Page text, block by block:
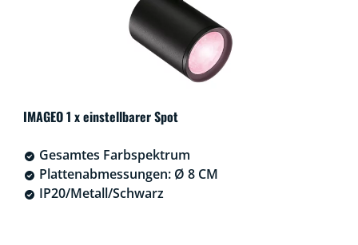
IMAGEO 1 x einstellbarer Spot
Gesamtes Farbspektrum
Plattenabmessungen: Ø 8 CM
IP20/Metall/Schwarz